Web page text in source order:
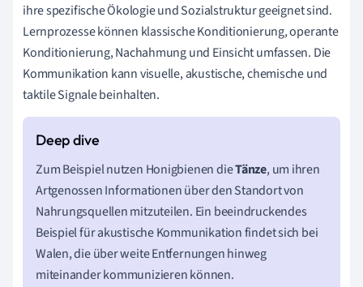
ihre spezifische Ökologie und Sozialstruktur geeignet sind.
Lernprozesse können klassische Konditionierung, operante
Konditionierung, Nachahmung und Einsicht umfassen. Die
Kommunikation kann visuelle, akustische, chemische und
taktile Signale beinhalten.
Zum Beispiel nutzen Honigbienen dieTänze, um ihren
Artgenossen Informationen über den Standort von
Nahrungsquellen mitzuteilen. Ein beeindruckendes
Beispiel für akustische Kommunikation findet sich bei
Walen, die über weite Entfernungen hinweg
miteinander kommunizieren können.